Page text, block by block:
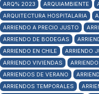
ARQ% 2023
ARQUIAMBIENTE
ARQUITECTURA HOSPITALARIA
ARRIENDO A PRECIO JUSTO
ARRIENDO DE BODEGAS
ARRIENDO EN CHILE
ARRIENDO
ARRIENDO VIVIENDAS
ARRIENDOS DE VERANO
ARRIENDOS TEMPORALES